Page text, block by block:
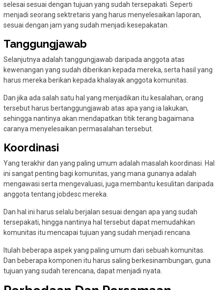
selesai sesuai dengan tujuan yang sudah tersepakati. Seperti
menjadi seorang sektretaris yang harus menyelesaikan laporan,
sesuai dengan jam yang sudah menjadi kesepakatan.
Tanggungjawab
Selanjutnya adalah tanggungjawab daripada anggota atas
kewenangan yang sudah diberikan kepada mereka, serta hasil yang
harus mereka berikan kepada khalayak anggota komunitas.
Dan jika ada salah satu hal yang menjadikan itu kesalahan, orang
tersebut harus bertanggungjawab atas apa yang ia lakukan,
sehingga nantinya akan mendapatkan titik terang bagaimana
caranya menyelesaikan permasalahan tersebut.
Koordinasi
Yang terakhir dan yang paling umum adalah masalah koordinasi. Hal
ini sangat penting bagi komunitas, yang mana gunanya adalah
mengawasi serta mengevaluasi, juga membantu kesulitan daripada
anggota tentang jobdesc mereka.
Dan hal ini harus selalu berjalan sesuai dengan apa yang sudah
tersepakati, hingga nantinya hal tersebut dapat memudahkan
komunitas itu mencapai tujuan yang sudah menjadi rencana.
Itulah beberapa aspek yang paling umum dari sebuah komunitas.
Dan beberapa komponen itu harus saling berkesinambungan, guna
tujuan yang sudah terencana, dapat menjadi nyata.